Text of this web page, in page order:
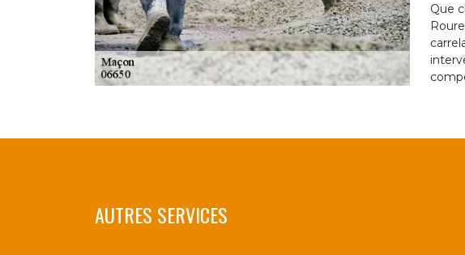
Que
AUTRES SERVICES